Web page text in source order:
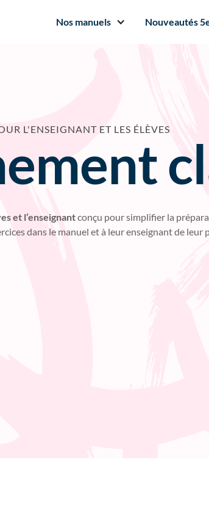
Nos manuels Nouveautés
L'ENSEIGNANT ET LES ÉLÈVES
et l’enseignantconçu pour simplifier la
dans le manuel et à leur enseignant de leur